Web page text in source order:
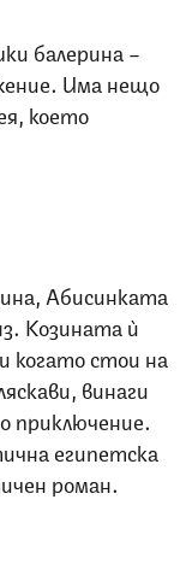
балерина –
Има нещо
което
Абисинката
Козината ѝ
когато стои на
винаги
приключение.
египетска
роман.